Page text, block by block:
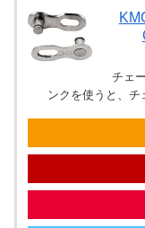
チェ
ンクを使うと、チ